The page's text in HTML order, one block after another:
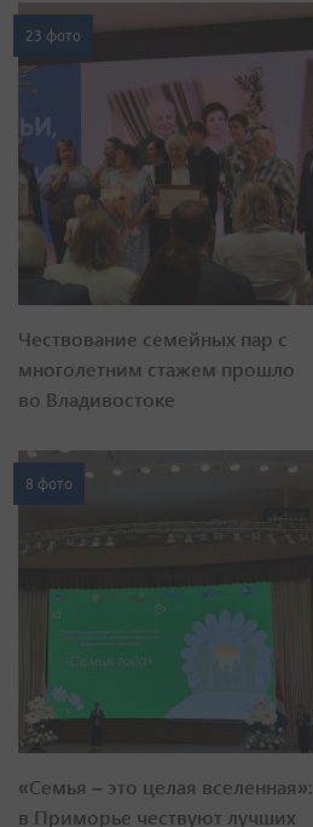
23 фото
Чествование семейных пар с
многолетним стажем прошло
во Владивостоке
8 фото
«Семья – это целая вселенная»:
в Приморье чествуют лучших